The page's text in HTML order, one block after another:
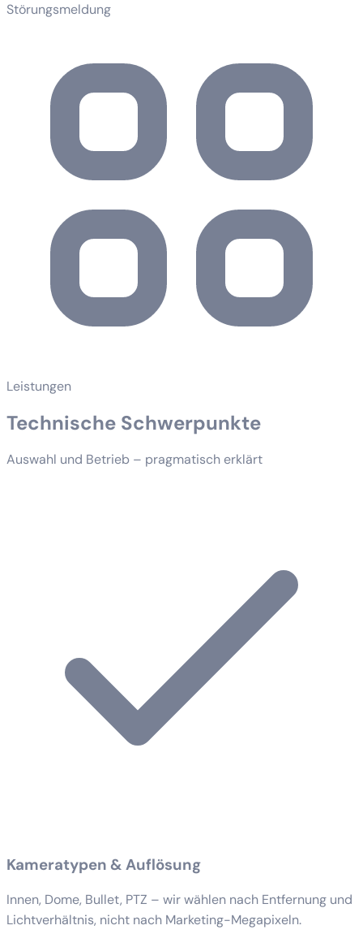
Störungsmeldung
Leistungen
Technische Schwerpunkte
Auswahl und Betrieb – pragmatisch erklärt
Kameratypen & Auflösung
Innen, Dome, Bullet, PTZ – wir wählen nach Entfernung und
Lichtverhältnis, nicht nach Marketing-Megapixeln.